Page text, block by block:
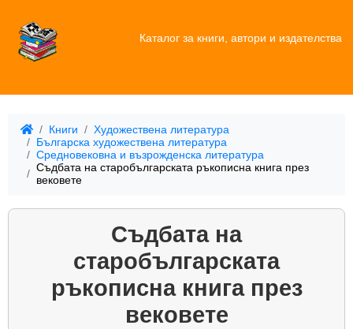
Каталог за книги, автори и издателства
Книги
Художествена литература
Българска художествена литература
Средновековна и възрожденска литература
Съдбата на старобългарската ръкописна книга през
вековете
Съдбата на
старобългарската
ръкописна книга през
вековете